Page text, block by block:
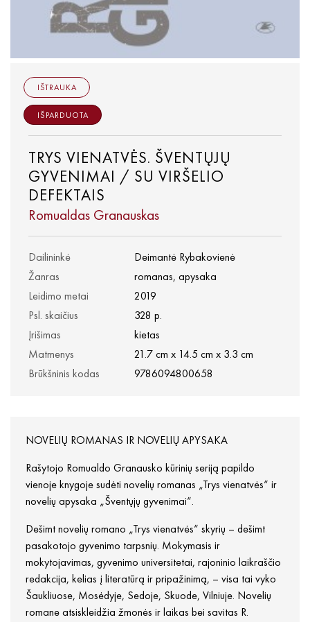
TRYS VIENATVĖS. ŠVENTŲJŲ
GYVENIMAI / SU VIRŠELIO
DEFEKTAIS
Romualdas Granauskas
Dailininkė
Deimantė Rybakovienė
Žanras
romanas, apysaka
Leidimo metai
2019
Psl. skaičius
328 p.
Įrišimas
kietas
Matmenys
21.7 cm x 14.5 cm x 3.3 cm
Brūkšninis kodas
9786094800658
IŠTRAUKA
IŠPARDUOTA
NOVELIŲ ROMANAS IR NOVELIŲ APYSAKA
Rašytojo Romualdo Granausko kūrinių seriją papildo
vienoje knygoje sudėti novelių romanas „Trys vienatvės“ ir
novelių apysaka „Šventųjų gyvenimai“.
Dešimt novelių romano „Trys vienatvės“ skyrių – dešimt
pasakotojo gyvenimo tarpsnių. Mokymasis ir
mokytojavimas, gyvenimo universitetai, rajoninio laikraščio
redakcija, kelias į literatūrą ir pripažinimą, – visa tai vyko
Šaukliuose, Mosėdyje, Sedoje, Skuode, Vilniuje. Novelių
romane atsiskleidžia žmonės ir laikas bei savitas R.